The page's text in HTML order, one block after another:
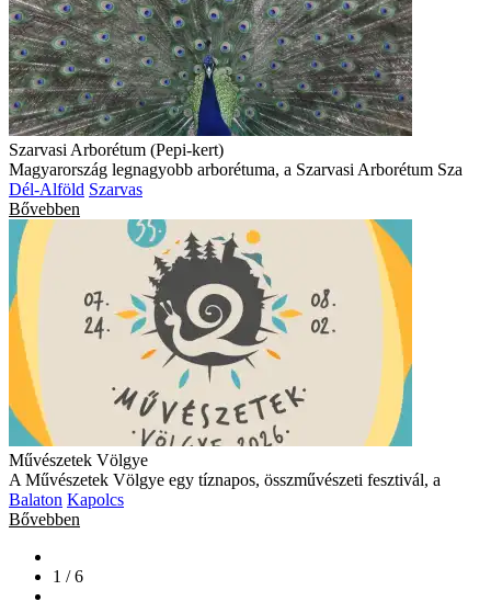
Szarvasi Arborétum (Pepi-kert)
Magyarország legnagyobb arborétuma, a Szarvasi Arborétum Sza
Dél-Alföld Szarvas
Bővebben
Művészetek Völgye
A Művészetek Völgye egy tíznapos, összművészeti fesztivál, a
Balaton Kapolcs
Bővebben
1 / 6